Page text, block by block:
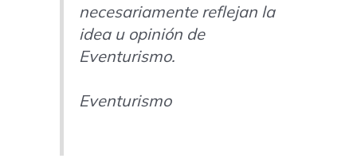
necesariamente reflejan la
idea u opinión de
Eventurismo.
Eventurismo